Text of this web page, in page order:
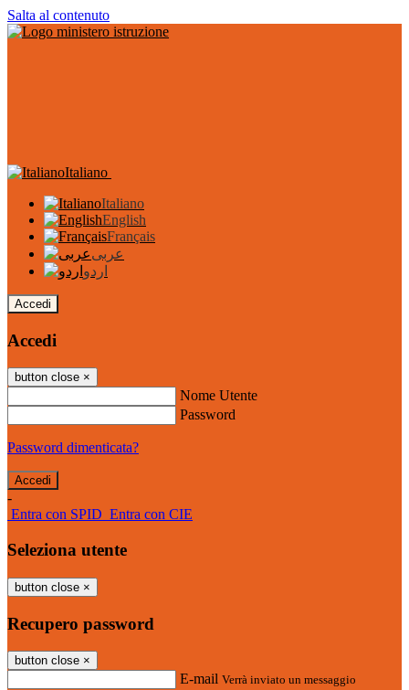
Salta al contenuto
Italiano
Italiano
English
Français
عربى
اردو
Accedi
Accedi
button close ×
Nome Utente
Password
Password dimenticata?
-
Entra con SPID Entra con CIE
Seleziona utente
button close ×
Recupero password
button close ×
E-mail Verrà inviato un messaggio